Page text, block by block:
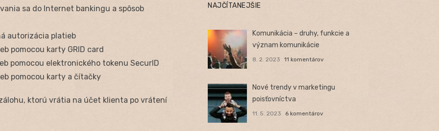
sa do Internet bankingu a spôsob
autorizácia platieb
pomocou karty GRID card
pomocou elektronického tokenu SecurID
pomocou karty a čítačky
ktorú vrátia na účet klienta po vrátení
NAJČÍTANEJŠIE
Komunikácia – druhy, funkcie a
význam komunikácie
8. 2. 2023 11 komentárov
Nové trendy v marketingu
poisťovníctva
11. 5. 2023 6 komentárov